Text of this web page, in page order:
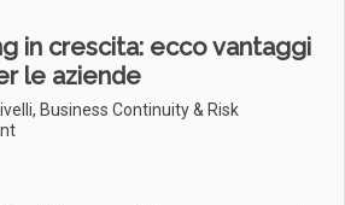
in crescita: ecco vantaggi
le aziende
Business Continuity & Risk